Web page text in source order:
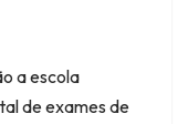
a escola
de exames de